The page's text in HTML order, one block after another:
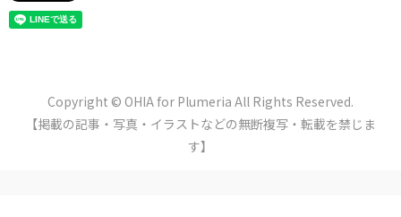
Copyright © OHIA for Plumeria All Rights Reserved.
【掲載の記事・写真・イラストなどの無断複写・転載を禁じま
す】